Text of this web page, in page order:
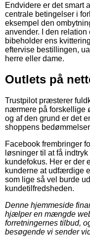
Endvidere er det smart
centrale betingelser i
eksempel den
anvender. I den relation
bibeholder ens
eftervise bestillingen,
herre eller dame.
Outlets på
Trustpilot præsterer
nærmere på forskellige
og af den grund er det
shoppens
Facebook frembringer
løsninger til at få
kundefokus. Her er der
kunderne at udfærdige
som lige så vel burde
kundetilfredsheden.
Denne hjemmeside
hjælper en mængde
forretningernes tilbud,
besøgende vi sender